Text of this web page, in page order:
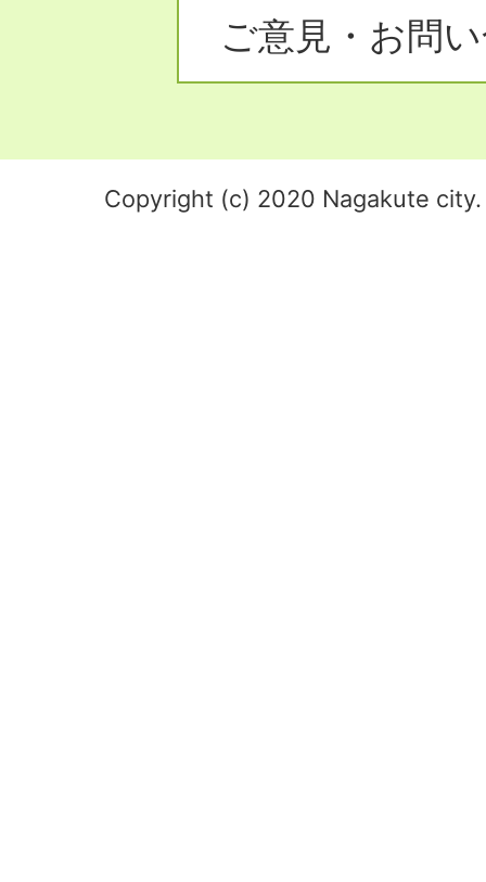
ご意見・お問
Copyright (c) 2020 Nagakute